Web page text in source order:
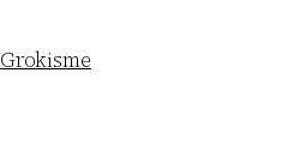
Grokisme